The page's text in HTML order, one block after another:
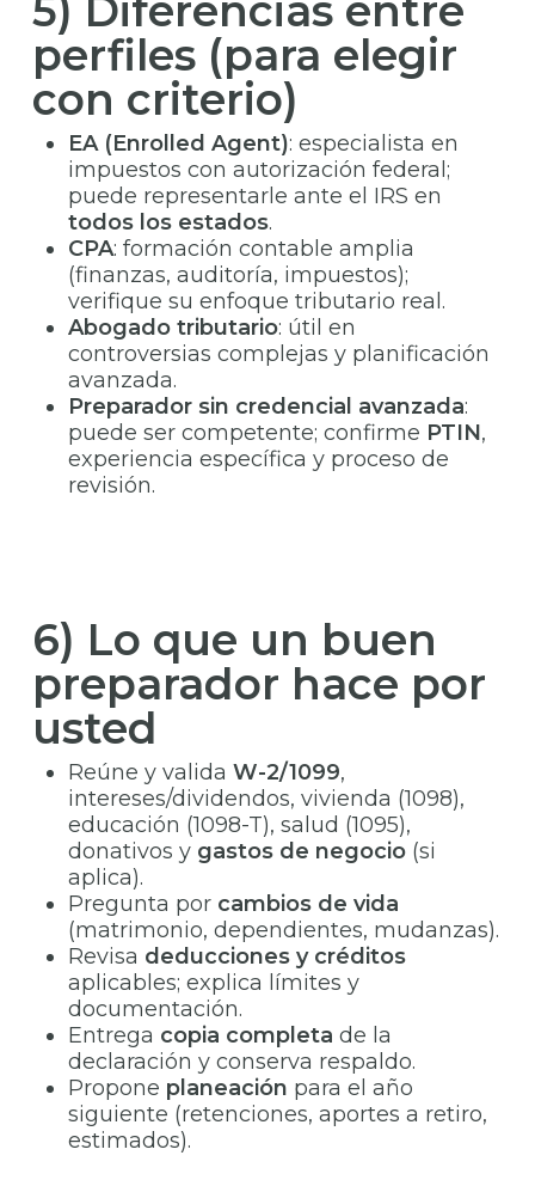
5) Diferencias entre
perfiles (para elegir
con criterio)
EA (Enrolled Agent): especialista en
impuestos con autorización federal;
puede representarle ante el IRS en
todos los estados.
CPA: formación contable amplia
(finanzas, auditoría, impuestos);
verifique su enfoque tributario real.
Abogado tributario: útil en
controversias complejas y planificación
avanzada.
Preparador sin credencial avanzada:
puede ser competente; confirme PTIN,
experiencia específica y proceso de
revisión.
6) Lo que un buen
preparador hace por
usted
Reúne y valida W-2/1099,
intereses/dividendos, vivienda (1098),
educación (1098-T), salud (1095),
donativos y gastos de negocio(si
aplica).
Pregunta por cambios de vida
(matrimonio, dependientes, mudanzas).
Revisa deducciones y créditos
aplicables; explica límites y
documentación.
Entrega copia completa de la
declaración y conserva respaldo.
Propone planeación para el año
siguiente (retenciones, aportes a retiro,
estimados).